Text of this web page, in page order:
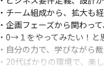
人事のいない会計士や弁護
ホームです。
■この仕事の面白み、魅力
・新規プロダクト開発が
・Ruby on Railsをはじめ
・チーム組成から、拡大も
・企画フェーズから関わっ
・0→１をやってみたい！と
・自分の力で、学びながら
・20代ばかりの環境で、楽